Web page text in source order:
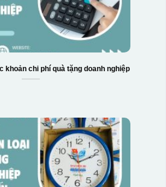
khoản chi phí quà tặng doanh nghiệp